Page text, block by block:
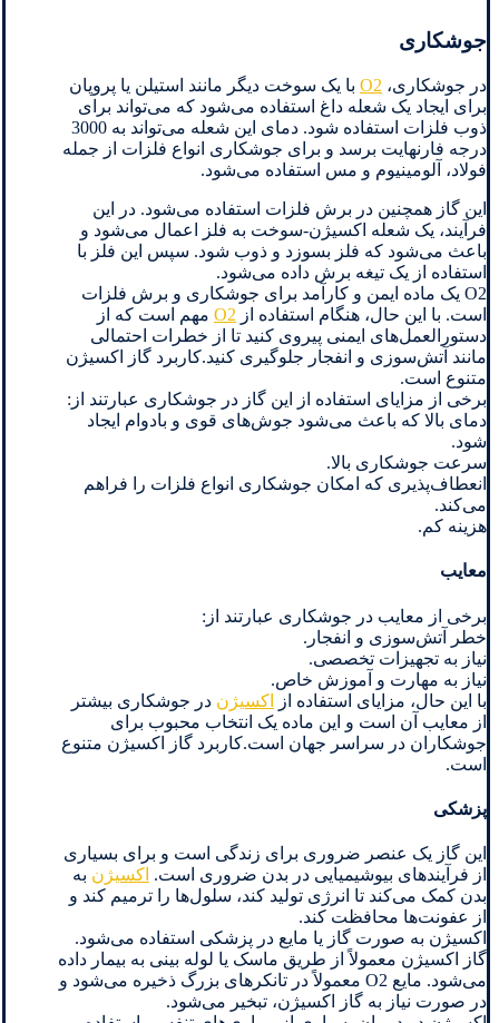
جوشکاری
در جوشکاری، O2 با یک سوخت دیگر مانند استیلن یا پروپان
برای ایجاد یک شعله داغ استفاده می‌شود که می‌تواند برای
ذوب فلزات استفاده شود. دمای این شعله می‌تواند به 3000
درجه فارنهایت برسد و برای جوشکاری انواع فلزات از جمله
فولاد، آلومینیوم و مس استفاده می‌شود.
این گاز همچنین در برش فلزات استفاده می‌شود. در این
فرآیند، یک شعله اکسیژن-سوخت به فلز اعمال می‌شود و
باعث می‌شود که فلز بسوزد و ذوب شود. سپس این فلز با
استفاده از یک تیغه برش داده می‌شود.
O2 یک ماده ایمن و کارآمد برای جوشکاری و برش فلزات
است. با این حال، هنگام استفاده از O2 مهم است که از
دستورالعمل‌های ایمنی پیروی کنید تا از خطرات احتمالی
مانند آتش‌سوزی و انفجار جلوگیری کنید.کاربرد گاز اکسیژن
متنوع است.
برخی از مزایای استفاده از این گاز در جوشکاری عبارتند از:
دمای بالا که باعث می‌شود جوش‌های قوی و بادوام ایجاد
شود.
سرعت جوشکاری بالا.
انعطاف‌پذیری که امکان جوشکاری انواع فلزات را فراهم
می‌کند.
هزینه کم.
معایب
برخی از معایب در جوشکاری عبارتند از:
خطر آتش‌سوزی و انفجار.
نیاز به تجهیزات تخصصی.
نیاز به مهارت و آموزش خاص.
با این حال، مزایای استفاده از
اکسیژن در جوشکاری بیشتر
از معایب آن است و این ماده یک انتخاب محبوب برای
جوشکاران در سراسر جهان است.کاربرد گاز اکسیژن متنوع
است.
پزشکی
این گاز یک عنصر ضروری برای زندگی است و برای بسیاری
از فرآیندهای بیوشیمیایی در بدن ضروری است. اکسیژن به
بدن کمک می‌کند تا انرژی تولید کند، سلول‌ها را ترمیم کند و
از عفونت‌ها محافظت کند.
اکسیژن به صورت گاز یا مایع در پزشکی استفاده می‌شود.
گاز اکسیژن معمولاً از طریق ماسک یا لوله بینی به بیمار داده
می‌شود. مایع O2 معمولاً در تانکرهای بزرگ ذخیره می‌شود و
در صورت نیاز به گاز اکسیژن، تبخیر می‌شود.